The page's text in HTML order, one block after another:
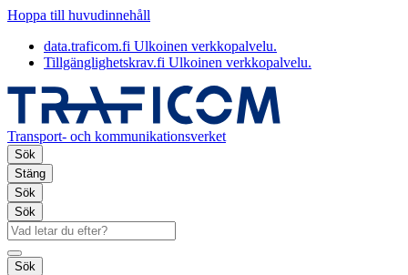
Hoppa till huvudinnehåll
data.traficom.fi Ulkoinen verkkopalvelu.
Tillgänglighetskrav.fi Ulkoinen verkkopalvelu.
Transport- och kommunikationsverket
Sök
Stäng
Sök
Sök
Sök